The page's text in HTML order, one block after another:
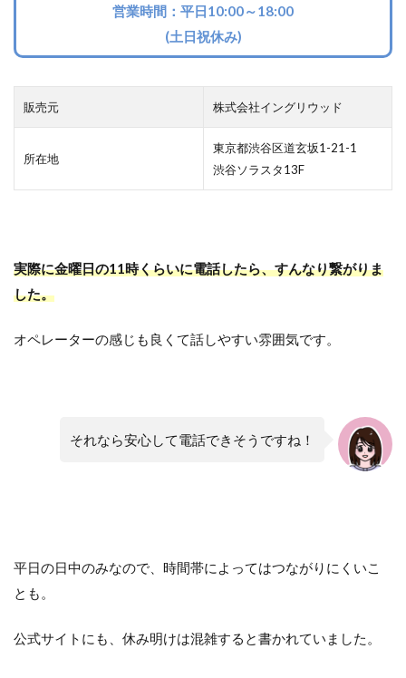
営業時間：平日10:00～18:00
(土日祝休み)
販売元 株式会社イングリウッド
所在地
東京都渋谷区道玄坂1-21-1
渋谷ソラスタ13F
実際に金曜日の11時くらいに電話したら、すんなり繋がりま
した。
オペレーターの感じも良くて話しやすい雰囲気です。
それなら安心して電話できそうですね！
平日の日中のみなので、時間帯によってはつながりにくいこ
とも。
公式サイトにも、休み明けは混雑すると書かれていました。